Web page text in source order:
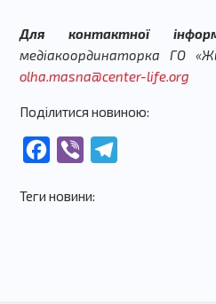
Для контактної
медіакоординаторка ГО
olha.masna@center-life.org
Поділитися новиною:
Facebook
Viber
Теги новини: